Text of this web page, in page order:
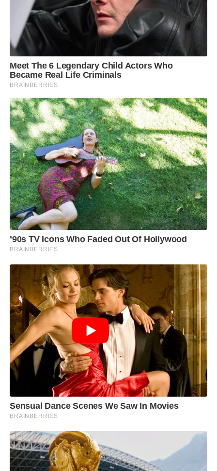
Meet The 6 Legendary Child Actors Who
Became Real Life Criminals
BRAINBERRIES
’90s TV Icons Who Faded Out Of Hollywood
BRAINBERRIES
Sensual Dance Scenes We Saw In Movies
BRAINBERRIES